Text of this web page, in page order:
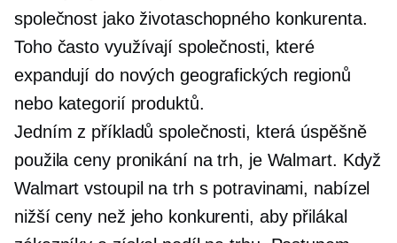
společnost jako životaschopného konkurenta.
Toho často využívají společnosti, které
expandují do nových geografických regionů
nebo kategorií produktů.
Jedním z příkladů společnosti, která úspěšně
použila ceny pronikání na trh, je Walmart. Když
Walmart vstoupil na trh s potravinami, nabízel
nižší ceny než jeho konkurenti, aby přilákal